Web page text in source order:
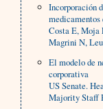
Incorporación
Costa E,
Magrini N,
El modelo de
corporativa
US Senate.
Majority Staff